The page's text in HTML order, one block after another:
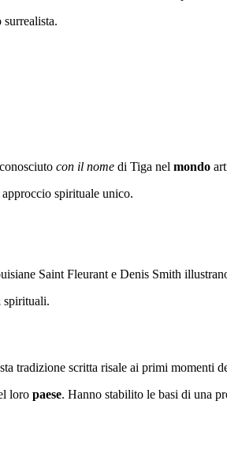
con il nome di Tiga nel mondo
spirituale unico.
Saint Fleurant e Denis Smith
spirituali.
tradizione scritta risale ai primi momenti
loro paese. Hanno stabilito le basi di una